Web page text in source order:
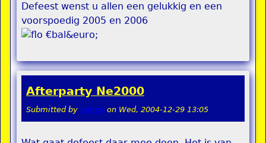
Defeest wenst u allen een gelukkig en een
voorspoedig 2005 en 2006
€bal&euro;
Afterparty Ne2000
Submitted by admin on Wed, 2004-12-29 13:05